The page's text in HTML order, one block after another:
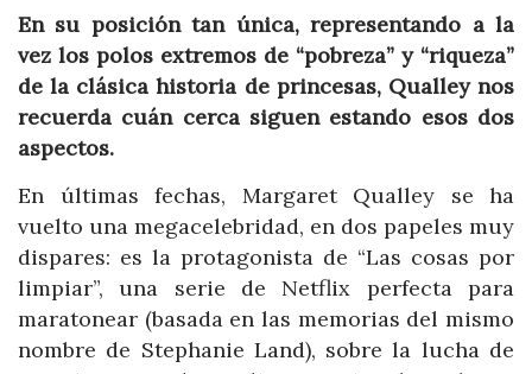
En su posición tan única, representando a la
vez los polos extremos de “pobreza” y “riqueza”
de la clásica historia de princesas, Qualley nos
recuerda cuán cerca siguen estando esos dos
aspectos.
En últimas fechas, Margaret Qualley se ha
vuelto una megacelebridad, en dos papeles muy
dispares: es la protagonista de “Las cosas por
limpiar”, una serie de Netflix perfecta para
maratonear (basada en las memorias del mismo
nombre de Stephanie Land), sobre la lucha de